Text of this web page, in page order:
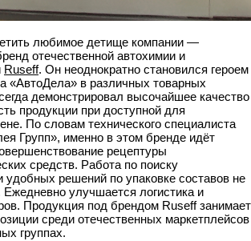
любимое детище компании —
отечественной автохимии и
Ruseff. Он неоднократно становился героем
«АвтоДела» в различных товарных
демонстрировал высочайшее качество
продукции при доступной для
По словам технического специалиста
Групп», именно в этом бренде идёт
рецептуры
средств. Работа по поиску
удобных решений по упаковке составов не
Ежедневно улучшается логистика и
Продукция под брендом Ruseff занимает
среди отечественных маркетплейсов
группах.